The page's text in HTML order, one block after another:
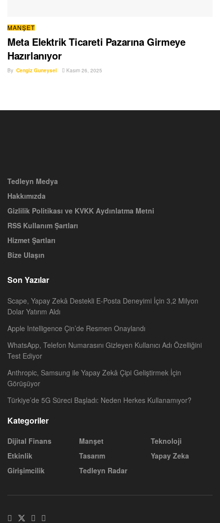
MANŞET
Meta Elektrik Ticareti Pazarına Girmeye
Hazırlanıyor
By Cengiz Guneysel Kasım 26, 2025
Tedleyn Medya
Hakkımızda
Gizlilik Politikası ve KVKK Aydınlatma Metni
RSS Kullanım Şartları
Hizmet Şartları
Bize Ulaşın
Son Yazılar
Scape, Yapay Zekâ Destekli E-Posta Deneyimi İçin 3,2 Milyon
Dolar Yatırım Aldı
Apple Intelligence Çin’de Resmen Onaylandı
WhatsApp, Telefon Numarasını Gizleyen Kullanıcı Adı Özelliğini
Test Ediyor
Anthropic, Samsung ile Yapay Zekâ Çipi Geliştirmek İçin
Görüşüyor
Türkiye’de 5G Süreci Başladı: Neden Herkes Kullanamıyor?
Kategoriler
Dijital Finans
Etkinlik
Girişimcilik
Manşet
Tasarım
Tedleyn Radar
Teknoloji
Yapay Zeka